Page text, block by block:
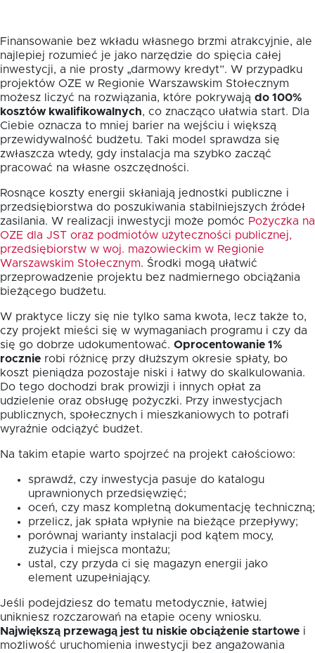
Finansowanie bez wkładu własnego brzmi atrakcyjnie, ale
najlepiej rozumieć je jako narzędzie do spięcia całej
inwestycji, a nie prosty „darmowy kredyt”. W przypadku
projektów OZE w Regionie Warszawskim Stołecznym
możesz liczyć na rozwiązania, które pokrywają do 100%
kosztów kwalifikowalnych, co znacząco ułatwia start. Dla
Ciebie oznacza to mniej barier na wejściu i większą
przewidywalność budżetu. Taki model sprawdza się
zwłaszcza wtedy, gdy instalacja ma szybko zacząć
pracować na własne oszczędności.
Rosnące koszty energii skłaniają jednostki publiczne i
przedsiębiorstwa do poszukiwania stabilniejszych źródeł
zasilania. W realizacji inwestycji może pomóc Pożyczka na
OZE dla JST oraz podmiotów użyteczności publicznej,
przedsiębiorstw w woj. mazowieckim w Regionie
Warszawskim Stołecznym. Środki mogą ułatwić
przeprowadzenie projektu bez nadmiernego obciążania
bieżącego budżetu.
W praktyce liczy się nie tylko sama kwota, lecz także to,
czy projekt mieści się w wymaganiach programu i czy da
się go dobrze udokumentować. Oprocentowanie 1%
rocznie robi różnicę przy dłuższym okresie spłaty, bo
koszt pieniądza pozostaje niski i łatwy do skalkulowania.
Do tego dochodzi brak prowizji i innych opłat za
udzielenie oraz obsługę pożyczki. Przy inwestycjach
publicznych, społecznych i mieszkaniowych to potrafi
wyraźnie odciążyć budżet.
Na takim etapie warto spojrzeć na projekt całościowo:
sprawdź, czy inwestycja pasuje do katalogu
uprawnionych przedsięwzięć;
oceń, czy masz kompletną dokumentację techniczną;
przelicz, jak spłata wpłynie na bieżące przepływy;
porównaj warianty instalacji pod kątem mocy,
zużycia i miejsca montażu;
ustal, czy przyda ci się magazyn energii jako
element uzupełniający.
Jeśli podejdziesz do tematu metodycznie, łatwiej
unikniesz rozczarowań na etapie oceny wniosku.
Największą przewagą jest tu niskie obciążenie startowe i
możliwość uruchomienia inwestycji bez angażowania